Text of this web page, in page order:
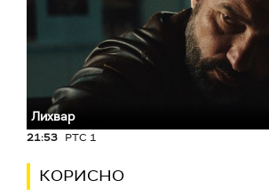
Лихвар
21:53 РТС 1
КОРИСНО